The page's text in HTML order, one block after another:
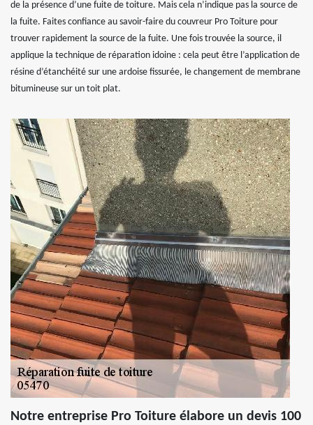
de la présence d’une fuite de toiture. Mais cela n’indique pas la source de
la fuite. Faites confiance au savoir-faire du couvreur Pro Toiture pour
trouver rapidement la source de la fuite. Une fois trouvée la source, il
applique la technique de réparation idoine : cela peut être l’application de
résine d’étanchéité sur une ardoise fissurée, le changement de membrane
bitumineuse sur un toit plat.
Notre entreprise Pro Toiture élabore un devis 100